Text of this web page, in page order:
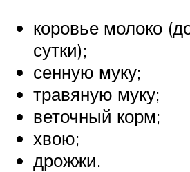
коровье молоко
сутки);
сенную муку;
травяную муку;
веточный корм;
хвою;
дрожжи.